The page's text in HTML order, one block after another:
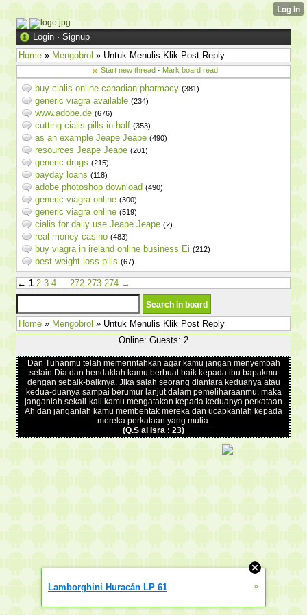
Login · Signup
Home » Mengobrol » Untuk Menulis Klik Post Reply
Start new thread· Mark board read
buy cialis online canadian pharmacy (381)
generic viagra available (234)
www.adobe.de (676)
cutting cialis pills in half (353)
as an example Jeape Jeape (490)
resources Jeape Jeape (201)
generic drugs (215)
payday loans (118)
adobe photoshop download (490)
generic viagra online (300)
generic viagra online (519)
cialis for daily use Jeape Jeape (2)
real money casino (483)
buy viagra in ireland online business Ei (212)
best weight loss pills (67)
← 1 2 3 4 ... 272 273 274 →
Home » Mengobrol » Untuk Menulis Klik Post Reply
Online: Guests: 2
Dan Tuhanmu telah memerintahkan agar kamu jangan menyembah
selain Dia dan hendaklah kamu berbuat baik kepada ibu bapakmu
dengan sebaik-baiknya. Jika salah seorang diantara keduanya atau
kedua-duanya sampai berumur lanjut dalam pemeliharaanmu, maka
janganlah sekali-kali kamu mengatakan kepada keduanya perkataan
Ah dan janganlah kamu membentak mereka dan ucapkanlah kepada
mereka perkataan yang mulia.
(Q.S al Isra : 23)
Lamborghini Huracán LP 61 »